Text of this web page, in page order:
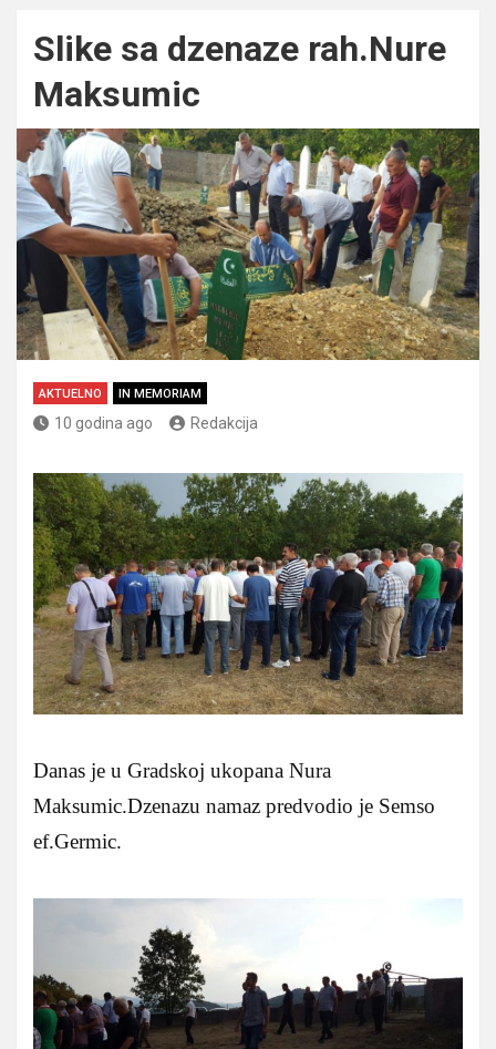
Slike sa dzenaze rah.Nure
Maksumic
AKTUELNO IN MEMORIAM
10 godina ago Redakcija
Danas je u Gradskoj ukopana Nura
Maksumic.Dzenazu namaz predvodio je Semso
ef.Germic.